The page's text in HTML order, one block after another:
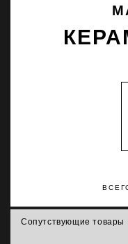
Сопутствующие товары